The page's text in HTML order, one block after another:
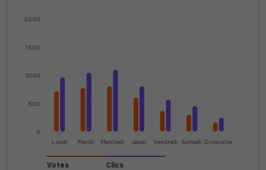
0
500
1000
1500
2000
Lundi Mardi Mercredi Jeudi Vendredi Samedi Dimanche
Votes Clics